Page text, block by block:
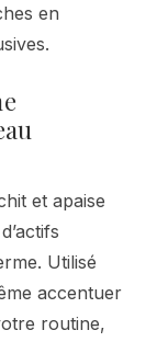
en
et apaise
Utilisé
accentuer
routine,